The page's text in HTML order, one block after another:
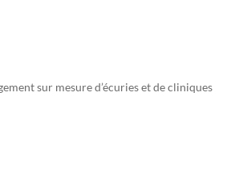
sur mesure d’écuries et de cliniques